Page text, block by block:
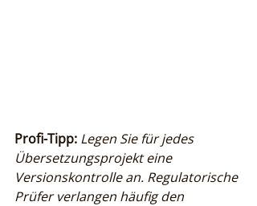
Profi-Tipp: Legen Sie für jedes
Übersetzungsprojekt eine
Versionskontrolle an. Regulatorische
Prüfer verlangen häufig den